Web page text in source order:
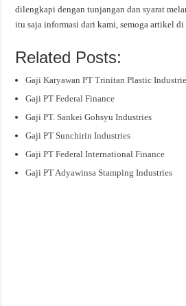
dilengkapi dengan tunjangan dan syarat
itu saja informasi dari kami, semoga artikel di
Related Posts:
Gaji Karyawan PT Trinitan Plastic
Gaji PT Federal Finance
Gaji PT. Sankei Gohsyu Industries
Gaji PT Sunchirin Industries
Gaji PT Federal International Finance
Gaji PT Adyawinsa Stamping Industries